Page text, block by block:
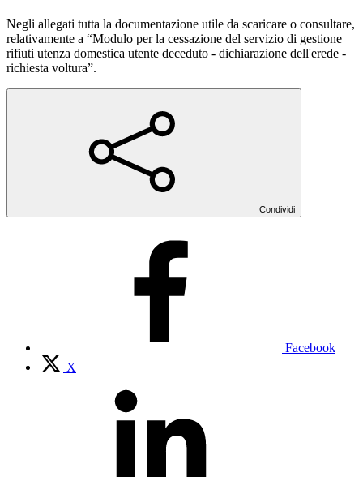
Negli allegati tutta la documentazione utile da scaricare o consultare,
relativamente a “Modulo per la cessazione del servizio di gestione
rifiuti utenza domestica utente deceduto - dichiarazione dell'erede -
richiesta voltura”.
Condividi
Facebook
X